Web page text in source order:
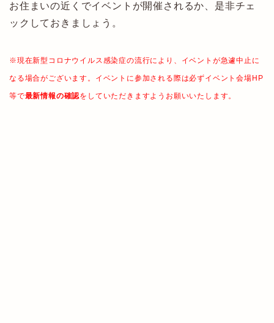
お住まいの近くでイベントが開催されるか、是非チェ
ックしておきましょう。
※現在新型コロナウイルス感染症の流行により、イベントが急遽中止に
なる場合がございます。イベントに参加される際は必ずイベント会場HP
等で最新情報の確認をしていただきますようお願いいたします。